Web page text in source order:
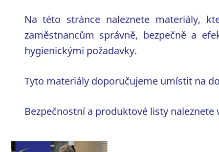
Na této stránce naleznete materiály,
zaměstnancům správně, bezpečně a
hygienickými požadavky.
Tyto materiály doporučujeme umístit na
Bezpečnostní a produktové listy